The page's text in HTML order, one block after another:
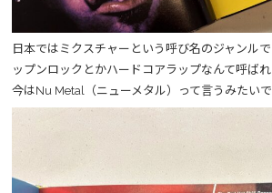
日本ではミクスチャーという呼び名のジャンル
ップンロックとかハードコアラップなんて呼ばれ
今はNu Metal（ニューメタル）って言うみたいで